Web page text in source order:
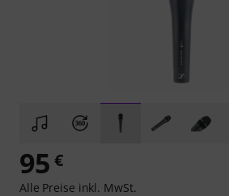
95 €
Alle Preise inkl. MwSt.